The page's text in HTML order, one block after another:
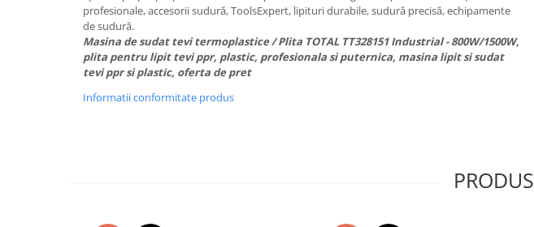
profesionale, accesorii sudură, ToolsExpert, lipituri durabile, sudură precisă, echipamente
de sudură.
Masina de sudat tevi termoplastice / Plita TOTAL TT328151 Industrial - 800W/1500W,
plita pentru lipit tevi ppr, plastic, profesionala si puternica, masina lipit si sudat
tevi ppr si plastic, oferta de pret
Informatii conformitate produs